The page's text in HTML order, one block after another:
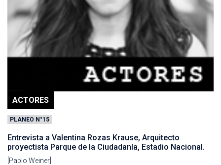
ACTORES
PLANEO N°15
Entrevista a Valentina Rozas Krause, Arquitecto
proyectista Parque de la Ciudadanía, Estadio Nacional.
[Pablo Weiner]